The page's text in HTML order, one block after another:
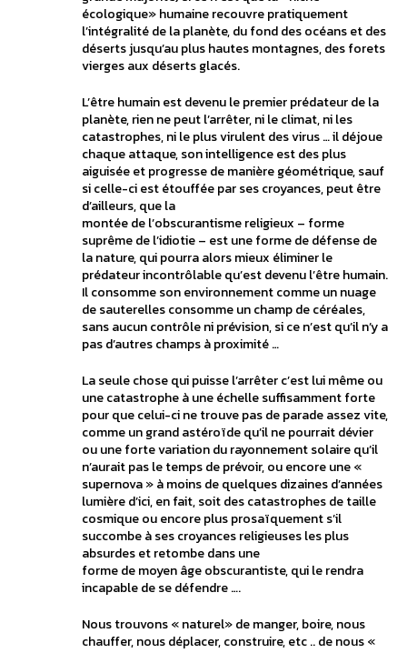
écologique» humaine recouvre pratiquement
l’intégralité de la planète, du fond des océans et des
déserts jusqu’au plus hautes montagnes, des forets
vierges aux déserts glacés.
L’être humain est devenu le premier prédateur de la
planète, rien ne peut l’arrêter, ni le climat, ni les
catastrophes, ni le plus virulent des virus … il déjoue
chaque attaque, son intelligence est des plus
aiguisée et progresse de manière géométrique, sauf
si celle-ci est étouffée par ses croyances, peut être
d’ailleurs, que la
montée de l’obscurantisme religieux – forme
suprême de l’idiotie – est une forme de défense de
la nature, qui pourra alors mieux éliminer le
prédateur incontrôlable qu’est devenu l’être humain.
Il consomme son environnement comme un nuage
de sauterelles consomme un champ de céréales,
sans aucun contrôle ni prévision, si ce n’est qu’il n’y a
pas d’autres champs à proximité …
La seule chose qui puisse l’arrêter c’est lui même ou
une catastrophe à une échelle suffisamment forte
pour que celui-ci ne trouve pas de parade assez vite,
comme un grand astéroïde qu’il ne pourrait dévier
ou une forte variation du rayonnement solaire qu’il
n’aurait pas le temps de prévoir, ou encore une «
supernova » à moins de quelques dizaines d’années
lumière d’ici, en fait, soit des catastrophes de taille
cosmique ou encore plus prosaïquement s’il
succombe à ses croyances religieuses les plus
absurdes et retombe dans une
forme de moyen âge obscurantiste, qui le rendra
incapable de se défendre ….
Nous trouvons « naturel» de manger, boire, nous
chauffer, nous déplacer, construire, etc .. de nous «